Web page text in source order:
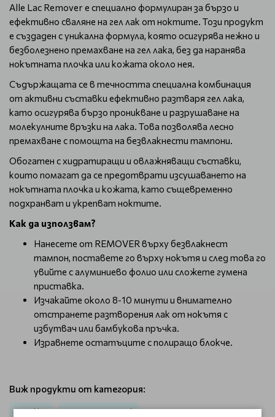
Alle Lac Remover е специално формулиран за бързо и
ефективно сваляне на гел лак от ноктите. Този продукт
е създаден с уникална формула, която осигурява нежно и
безболезнено премахване на гел лака, без да наранява
нокътната плочка или кожата около нея.
Съдържащата се в течността специална комбинация
от активни съставки ефективно разтваря гел лака,
като осигурява бързо проникване и разрушаване на
молекулните връзки на лака. Това позволява лесно
премахване с помощта на безвлакнести тампони.
Обогатен с хидратиращи и овлажняващи съставки,
които помагат да се предотврати изсушаването на
нокътната плочка и кожата, като същевременно
подхранват и укрепват ноктите.
Как да използвам?
Нанесете от REMOVER върху безвлакнест
тампон, поставете го върху нокътя и след това го
увийте с алуминиево фолио или сложете гумена
приставка.
Изчакайте около 8-10 минути и внимателно
отстранете разтворения лак от нокътя с
избутвач или бамбукова пръчка.
Изравнете остатъците с полиращо блокче.
Виж продукти от категория:
Маникюр Течности за гел лак